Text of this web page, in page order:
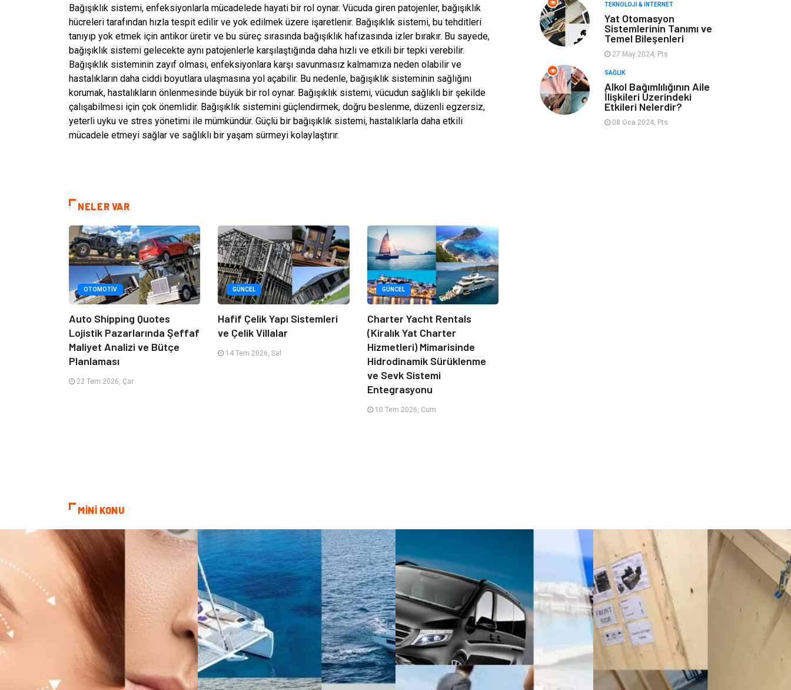
Bağışıklık sistemi, enfeksiyonlarla mücadelede hayati bir rol oynar. Vücuda giren patojenler, bağışıklık
hücreleri tarafından hızla tespit edilir ve yok edilmek üzere işaretlenir. Bağışıklık sistemi, bu tehditleri
tanıyıp yok etmek için antikor üretir ve bu süreç sırasında bağışıklık hafızasında izler bırakır. Bu sayede,
bağışıklık sistemi gelecekte aynı patojenlerle karşılaştığında daha hızlı ve etkili bir tepki verebilir.
Bağışıklık sisteminin zayıf olması, enfeksiyonlara karşı savunmasız kalmamıza neden olabilir ve
hastalıkların daha ciddi boyutlara ulaşmasına yol açabilir. Bu nedenle, bağışıklık sisteminin sağlığını
korumak, hastalıkların önlenmesinde büyük bir rol oynar. Bağışıklık sistemi, vücudun sağlıklı bir şekilde
çalışabilmesi için çok önemlidir. Bağışıklık sistemini güçlendirmek, doğru beslenme, düzenli egzersiz,
yeterli uyku ve stres yönetimi ile mümkündür. Güçlü bir bağışıklık sistemi, hastalıklarla daha etkili
mücadele etmeyi sağlar ve sağlıklı bir yaşam sürmeyi kolaylaştırır.
NELER VAR
OTOMOTIV
Auto Shipping Quotes
Lojistik Pazarlarında Şeffaf
Maliyet Analizi ve Bütçe
Planlaması
22 Tem 2026, Çar
GÜNCEL
Hafif Çelik Yapı Sistemleri
ve Çelik Villalar
14 Tem 2026, Sal
GÜNCEL
Charter Yacht Rentals
(Kiralık Yat Charter
Hizmetleri) Mimarisinde
Hidrodinamik Sürüklenme
ve Sevk Sistemi
Entegrasyonu
10 Tem 2026, Cum
TEKNOLOJI & İNTERNET
Yat Otomasyon
Sistemlerinin Tanımı ve
Temel Bileşenleri
27 May 2024, Pts
SAĞLIK
Alkol Bağımlılığının Aile
İlişkileri Üzerindeki
Etkileri Nelerdir?
08 Oca 2024, Pts
MİNİ KONU